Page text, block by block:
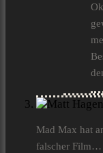
Mad Max hat
falscher